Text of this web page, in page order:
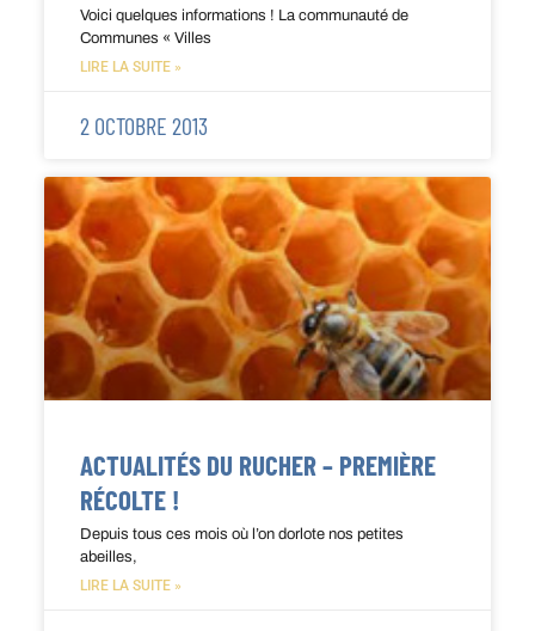
Voici quelques informations ! La communauté de
Communes « Villes
LIRE LA SUITE »
2 OCTOBRE 2013
ACTUALITÉS DU RUCHER – PREMIÈRE
RÉCOLTE !
Depuis tous ces mois où l’on dorlote nos petites
abeilles,
LIRE LA SUITE »